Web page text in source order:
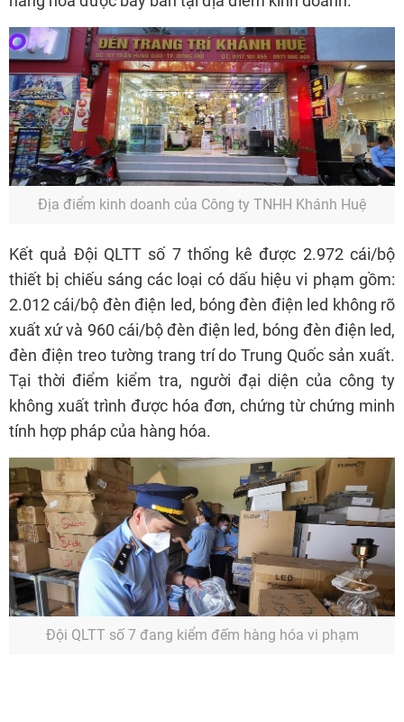
Địa điểm kinh doanh của Công ty TNHH Khánh Huệ
Kết quả Đội QLTT số 7 thống kê được 2.972 cái/bộ
thiết bị chiếu sáng các loại có dấu hiệu vi phạm gồm:
2.012 cái/bộ đèn điện led, bóng đèn điện led không rõ
xuất xứ và 960 cái/bộ đèn điện led, bóng đèn điện led,
đèn điện treo tường trang trí do Trung Quốc sản xuất.
Tại thời điểm kiểm tra, người đại diện của công ty
không xuất trình được hóa đơn, chứng từ chứng minh
tính hợp pháp của hàng hóa.
Đội QLTT số 7 đang kiểm đếm hàng hóa vi phạm